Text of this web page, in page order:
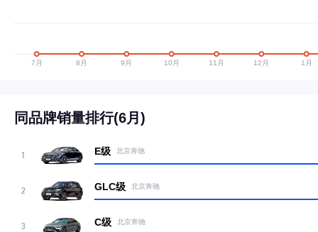
同品牌销量排行(6月)
1 E级 北京奔驰
2 GLC级 北京奔驰
3 C级 北京奔驰